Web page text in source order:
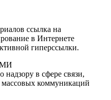
ссылка на
в Интернете
гиперссылки.
в сфере связи,
коммуникаций